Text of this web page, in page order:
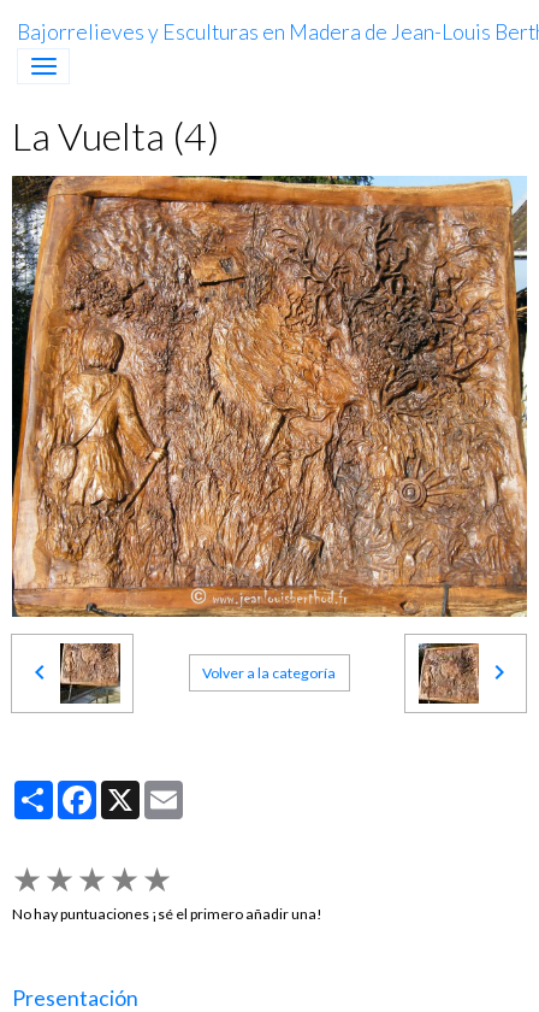
Bajorrelieves y Esculturas en Madera de Jean-Louis
La Vuelta (4)
Volver a la categoría
PartagerFacebook
X
★★★★★
No hay puntuaciones ¡sé el primero añadir una!
Presentación